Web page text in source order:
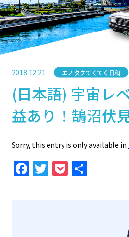
(日本語) 宇宙レ
益あり！鵠沼伏
2018.12.21 Category
エノタクてくてく日和
Sorry, this entry is only available in
Facebook
TwitterPocket
Share